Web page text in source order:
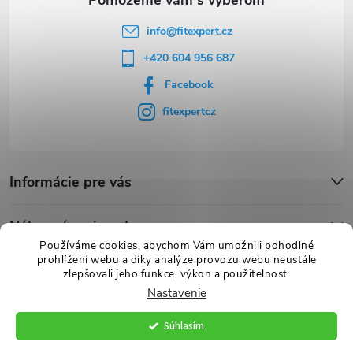
Používáme cookies, abychom Vám umožnili pohodlné
prohlížení webu a díky analýze provozu webu neustále
zlepšovali jeho funkce, výkon a použitelnost.
Nastavenie
Súhlasím
info@fitexpert.cz
+420 604 956 687
Facebook
fitexpertcz
Informácie pre vás
Nákupný sprievodca
Novinky
FITexpert.cz. Všetky práva vyhradené.